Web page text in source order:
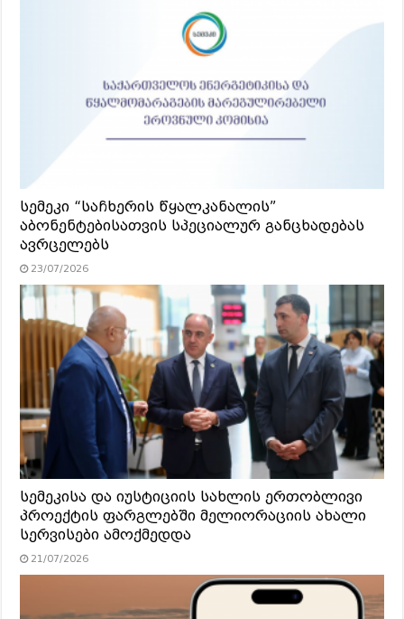
სემეკი “საჩხერის წყალკანალის”
აბონენტებისათვის სპეციალურ განცხადებას
ავრცელებს
23/07/2026
სემეკისა და იუსტიციის სახლის ერთობლივი
პროექტის ფარგლებში მელიორაციის ახალი
სერვისები ამოქმედდა
21/07/2026